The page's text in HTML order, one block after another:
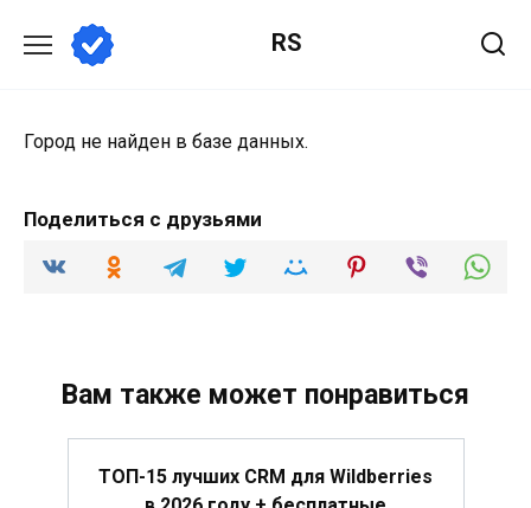
содержанию
RS
Город не найден в базе данных.
Поделиться с друзьями
Вам также может понравиться
ТОП-15 лучших CRM для Wildberries